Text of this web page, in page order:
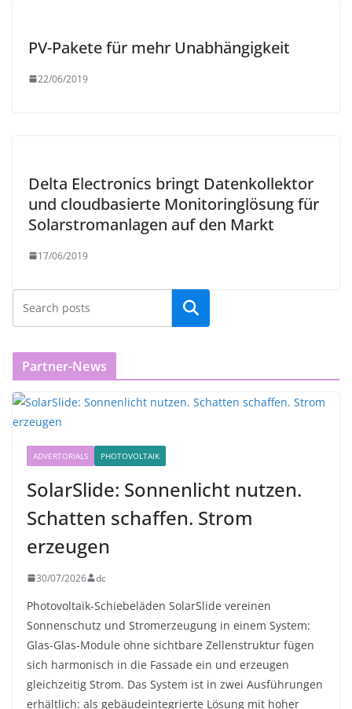
PV-Pakete für mehr Unabhängigkeit
22/06/2019
Delta Electronics bringt Datenkollektor
und cloudbasierte Monitoringlösung für
Solarstromanlagen auf den Markt
17/06/2019
Partner-News
ADVERTORIALS PHOTOVOLTAIK
SolarSlide: Sonnenlicht nutzen.
Schatten schaffen. Strom
erzeugen
30/07/2026 dc
Photovoltaik-Schiebeläden SolarSlide vereinen
Sonnenschutz und Stromerzeugung in einem System:
Glas-Glas-Module ohne sichtbare Zellenstruktur fügen
sich harmonisch in die Fassade ein und erzeugen
gleichzeitig Strom. Das System ist in zwei Ausführungen
erhältlich: als gebäudeintegrierte Lösung mit hoher